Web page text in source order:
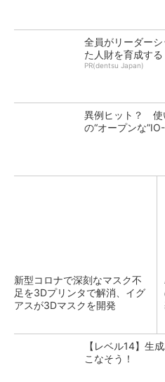
全員がリーダー
た人財を育成する
PR(dentsu Japan)
異例ヒット？ 使
の“オープンな
新型コロナで深刻なマスク不
足を3Dプリンタで解消、イグ
アスが3Dマスクを開発
【レベル14】生
こなそう！